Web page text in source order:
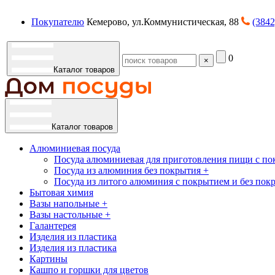
Покупателю Кемерово, ул.Коммунистическая, 88
Каталог товаров
× 0
Каталог товаров
Алюминиевая посуда
Посуда алюминиевая для приготовления пищи с
Посуда из алюминия без покрытия +
Посуда из литого алюминия с покрытием и без
Бытовая химия
Вазы напольные +
Вазы настольные +
Галантерея
Изделия из пластика
Изделия из пластика
Картины
Кашпо и горшки для цветов